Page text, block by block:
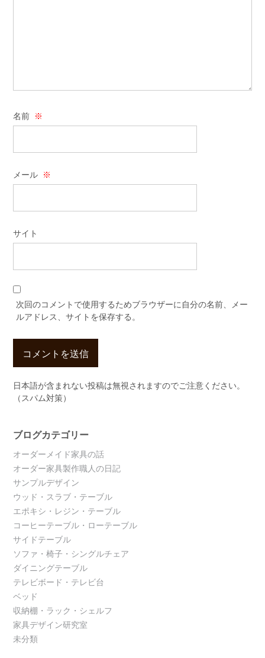
名前 ※
メール ※
サイト
次回のコメントで使用するためブラウザーに自分の名前、メー
ルアドレス、サイトを保存する。
日本語が含まれない投稿は無視されますのでご注意ください。
（スパム対策）
ブログカテゴリー
オーダーメイド家具の話
オーダー家具製作職人の日記
サンプルデザイン
ウッド・スラブ・テーブル
エポキシ・レジン・テーブル
コーヒーテーブル・ローテーブル
サイドテーブル
ソファ・椅子・シングルチェア
ダイニングテーブル
テレビボード・テレビ台
ベッド
収納棚・ラック・シェルフ
家具デザイン研究室
未分類